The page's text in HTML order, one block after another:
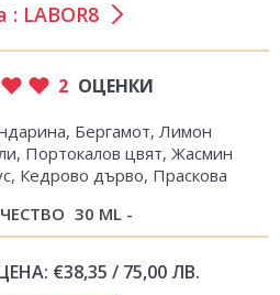
: LABOR8
2 ОЦЕНКИ
Бергамот, Лимон
Портокалов цвят, Жасмин
Кедрово дърво, Праскова
30 ML
€38,35 / 75,00 ЛВ.